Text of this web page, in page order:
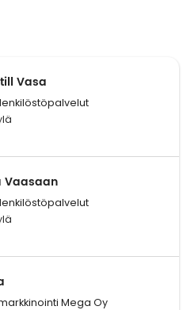
Vasa
Vaasaan
Mega Oy